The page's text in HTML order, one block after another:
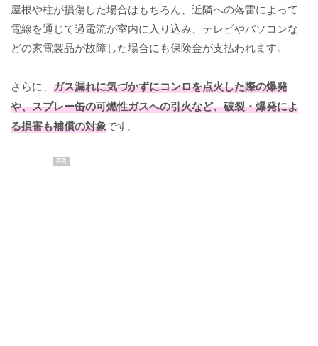
屋根や柱が損傷した場合はもちろん、近隣への落雷によって
電線を通じて過電流が室内に入り込み、テレビやパソコンな
どの家電製品が故障した場合にも保険金が支払われます。
さらに、 ガス漏れに気づかずにコンロを点火した際の爆発
や、スプレー缶の可燃性ガスへの引火など、破裂・爆発によ
る損害も補償の対象です。
PR